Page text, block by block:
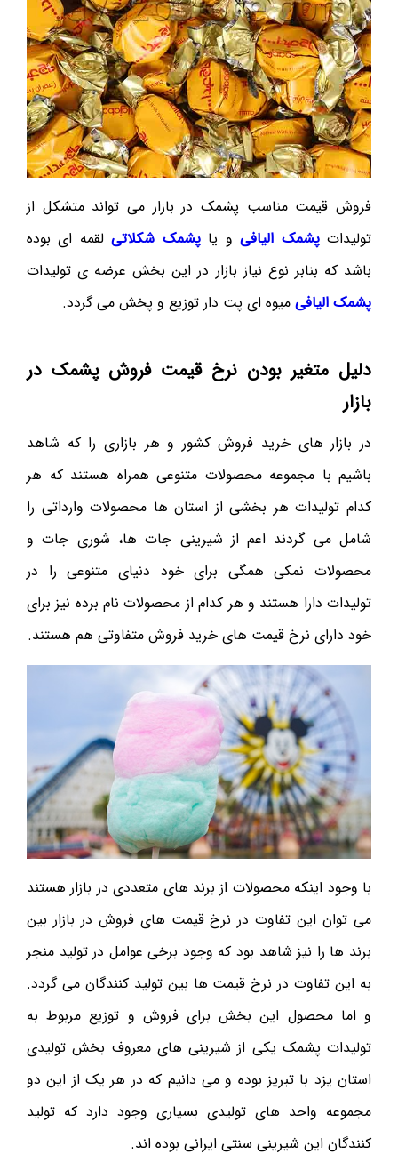
فروش قیمت مناسب پشمک در بازار می تواند متشکل از
تولیداتپشمک الیافیو یاپشمک شکلاتیلقمه ای بوده
باشد که بنابر نوع نیاز بازار در این بخش عرضه ی تولیدات
پشمک الیافی میوه ای پت دار توزیع و پخش می گردد.
دلیل متغیر بودن نرخ قیمت فروش پشمک در
بازار
در بازار های خرید فروش کشور و هر بازاری را که شاهد
باشیم با مجموعه محصولات متنوعی همراه هستند که هر
کدام تولیدات هر بخشی از استان ها محصولات وارداتی را
شامل می گردند اعم از شیرینی جات ها، شوری جات و
محصولات نمکی همگی برای خود دنیای متنوعی را در
تولیدات دارا هستند و هر کدام از محصولات نام برده نیز برای
خود دارای نرخ قیمت های خرید فروش متفاوتی هم هستند.
با وجود اینکه محصولات از برند های متعددی در بازار هستند
می توان این تفاوت در نرخ قیمت های فروش در بازار بین
برند ها را نیز شاهد بود که وجود برخی عوامل در تولید منجر
به این تفاوت در نرخ قیمت ها بین تولید کنندگان می گردد.
و اما محصول این بخش برای فروش و توزیع مربوط به
تولیدات پشمک یکی از شیرینی های معروف بخش تولیدی
استان یزد با تبریز بوده و می دانیم که در هر یک از این دو
مجموعه واحد های تولیدی بسیاری وجود دارد که تولید
کنندگان این شیرینی سنتی ایرانی بوده اند.